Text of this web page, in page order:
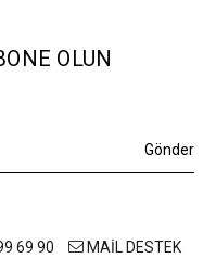
OLUN
Gönder
69 90 MAİL DESTEK